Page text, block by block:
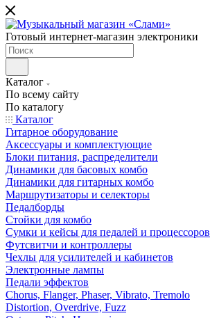
Готовый интернет-магазин электроники
Каталог
По всему сайту
По каталогу
Каталог
Гитарное оборудование
Аксессуары и комплектующие
Блоки питания, распределители
Динамики для басовых комбо
Динамики для гитарных комбо
Маршрутизаторы и селекторы
Педалборды
Стойки для комбо
Сумки и кейсы для педалей и процессоров
Футсвитчи и контроллеры
Чехлы для усилителей и кабинетов
Электронные лампы
Педали эффектов
Chorus, Flanger, Phaser, Vibrato, Tremolo
Distortion, Overdrive, Fuzz